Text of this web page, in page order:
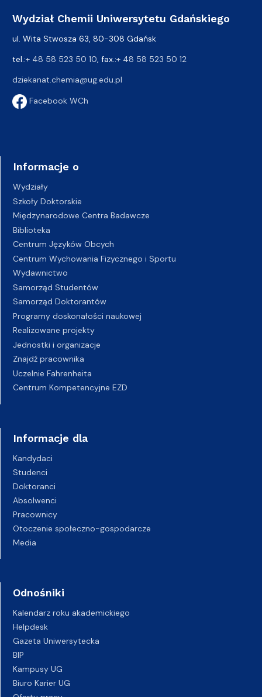
Wydział Chemii Uniwersytetu Gdańskiego
ul. Wita Stwosza 63, 80-308 Gdańsk
tel.:+ 48 58 523 50 10, fax.:+ 48 58 523 50 12
dziekanat.chemia@ug.edu.pl
Facebook WCh
Informacje o
Wydziały
Szkoły Doktorskie
Międzynarodowe Centra Badawcze
Biblioteka
Centrum Języków Obcych
Centrum Wychowania Fizycznego i Sportu
Wydawnictwo
Samorząd Studentów
Samorząd Doktorantów
Programy doskonałości naukowej
Realizowane projekty
Jednostki i organizacje
Znajdź pracownika
Uczelnie Fahrenheita
Centrum Kompetencyjne EZD
Informacje dla
Kandydaci
Studenci
Doktoranci
Absolwenci
Pracownicy
Otoczenie społeczno-gospodarcze
Media
Odnośniki
Kalendarz roku akademickiego
Helpdesk
Gazeta Uniwersytecka
BIP
Kampusy UG
Biuro Karier UG